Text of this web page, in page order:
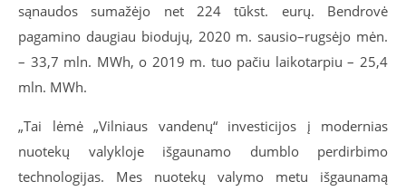
sąnaudos sumažėjo net 224 tūkst. eurų. Bendrovė
pagamino daugiau biodujų, 2020 m. sausio–rugsėjo mėn.
– 33,7 mln. MWh, o 2019 m. tuo pačiu laikotarpiu – 25,4
mln. MWh.
„Tai lėmė „Vilniaus vandenų“ investicijos į modernias
nuotekų valykloje išgaunamo dumblo perdirbimo
technologijas. Mes nuotekų valymo metu išgaunamą